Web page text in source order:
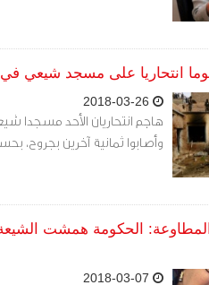
انتحاريا على مسجد شيعي في
هاجم انتحاريان الأحد مسجدا
وأصابوا ثمانية آخرين
المطاوعة: الحكومة همشت